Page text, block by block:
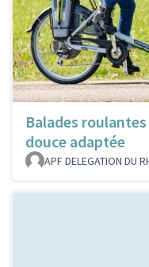
Balades
douce adaptée
APF DELEGATION DU